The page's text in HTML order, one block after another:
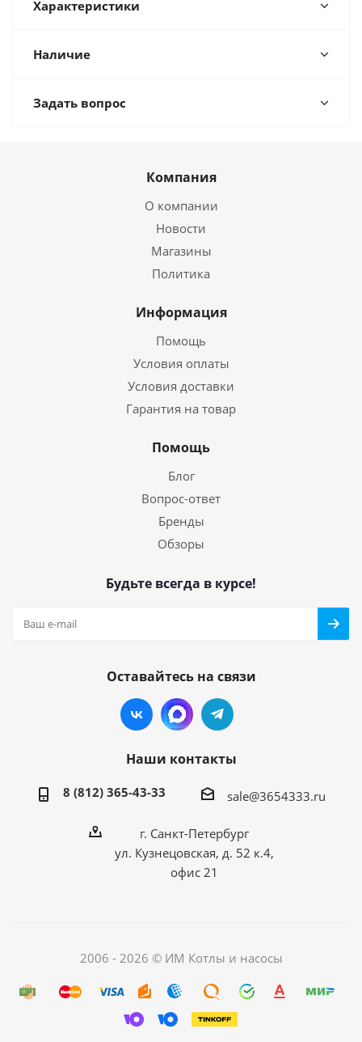
Характеристики
Наличие
Задать вопрос
Компания
О компании
Новости
Магазины
Политика
Информация
Помощь
Условия оплаты
Условия доставки
Гарантия на товар
Помощь
Блог
Вопрос-ответ
Бренды
Обзоры
Будьте всегда в курсе!
Оставайтесь на связи
Наши контакты
8 (812) 365-43-33 sale@3654333.ru
г. Санкт-Петербург
ул. Кузнецовская, д. 52 к.4,
офис 21
2006 - 2026 © ИМ Котлы и насосы